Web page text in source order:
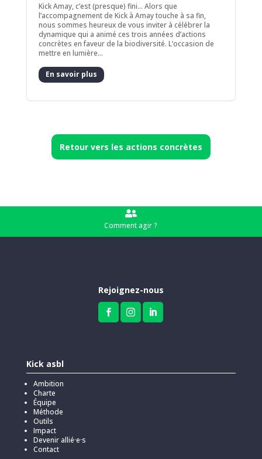
Kick Amay, c’est (presque) fini... Alors que
l’accompagnement de Kick à Amay touche à sa fin,
nous sommes heureux de vous inviter à célébrer la
dynamique qui a animé ces trois années d’actions
concrètes en faveur de la biodiversité. L’occasion de
mettre en lumière...
En savoir plus
Retour vers les actions concrètes

Comment agir ?
Rejoignez-nous
  
Kick asbl
Ambition
Charte
Équipe
Méthode
Outils
Impact
Devenir allié·e·s
Contact